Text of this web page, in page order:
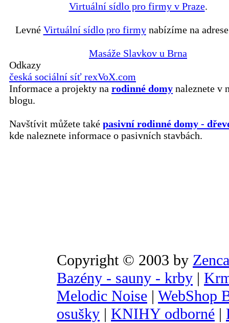
Virtuální sídlo pro firmy v Praze.
Levné Virtuální sídlo pro firmynabízíme na
Masáže Slavkov u Brna
Odkazy
česká sociální síť rexVoX.com
Informace a projekty na rodinné domy naleznete v
blogu.
Navštívit můžete také pasivní rodinné domy -
kde naleznete informace o pasivních stavbách.
Copyright © 2003 by
Bazény - sauny - krby |
Melodic Noise | WebShop
osušky | KNIHY odborné |